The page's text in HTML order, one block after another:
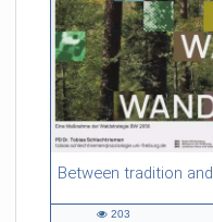
54:13 duration
203